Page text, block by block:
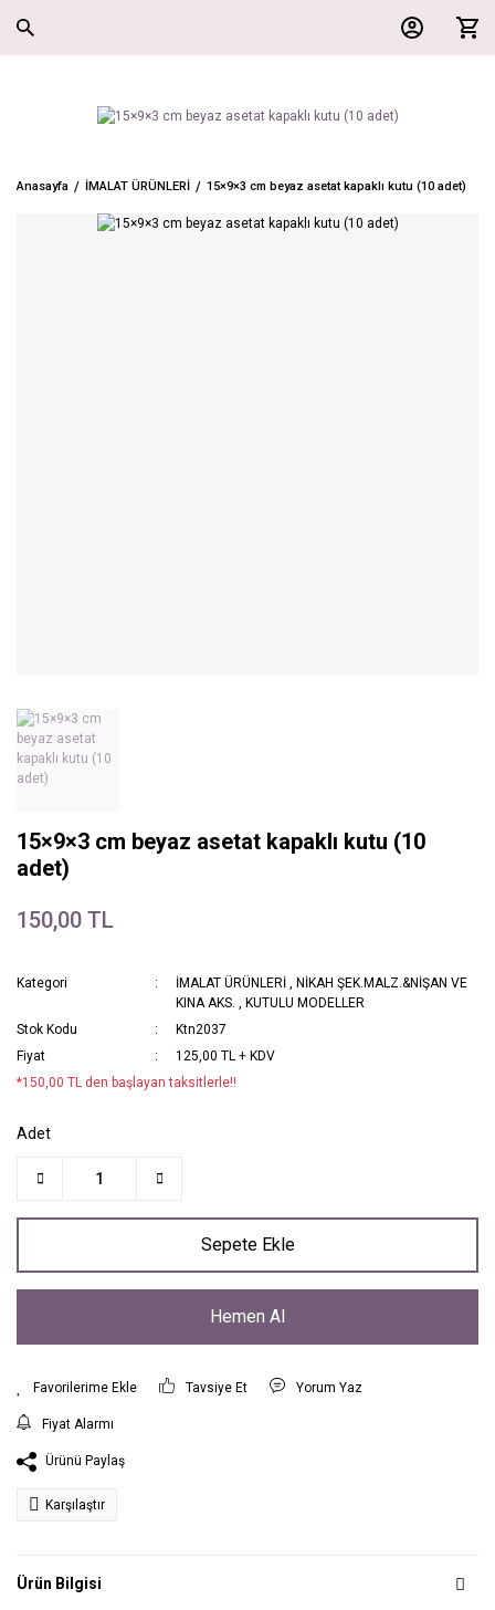
Anasayfa İMALAT ÜRÜNLERİ 15×9×3 cm beyaz asetat kapaklı kutu (10 adet)
15×9×3 cm beyaz asetat kapaklı kutu (10
adet)
150,00 TL
Kategori İMALAT ÜRÜNLERİ , NİKAH ŞEK.MALZ.&NİŞAN VE
KINA AKS. , KUTULU MODELLER
Stok Kodu
Ktn2037
Fiyat
125,00 TL + KDV
*150,00 TL den başlayan taksitlerle!!
Adet
Sepete Ekle
Hemen Al
Tavsiye Et Yorum Yaz
Fiyat Alarmı
Ürünü Paylaş
Karşılaştır
Ürün Bilgisi